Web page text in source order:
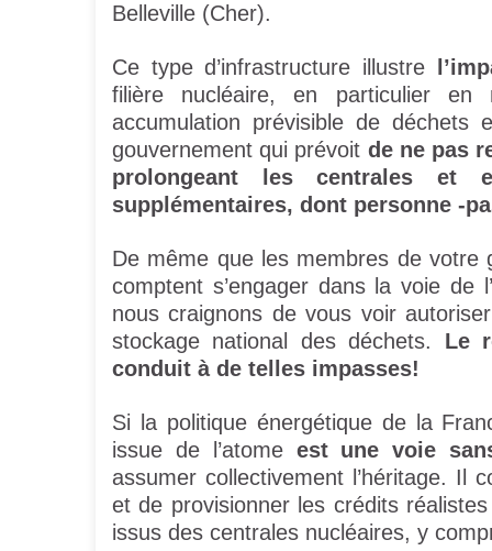
Belleville (Cher).
Ce type d’infrastructure illustre
filière nucléaire, en particulier
accumulation prévisible de
gouvernement qui prévoit de ne pas
prolongeant les centrales et
supplémentaires, dont personne -
De même que les membres de votre
comptent s’engager dans la voie de
nous craignons de vous voir
stockage national des déchets. Le
conduit à de telles impasses!
Si la politique énergétique de la
issue de l’atome est une voie
assumer collectivement l’héritage. Il
et de provisionner les crédits
issus des centrales nucléaires, y